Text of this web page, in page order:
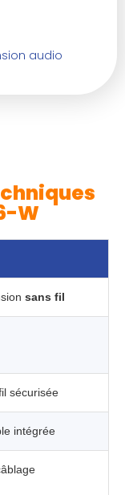
audio
W
sans fil
sécurisée
intégrée